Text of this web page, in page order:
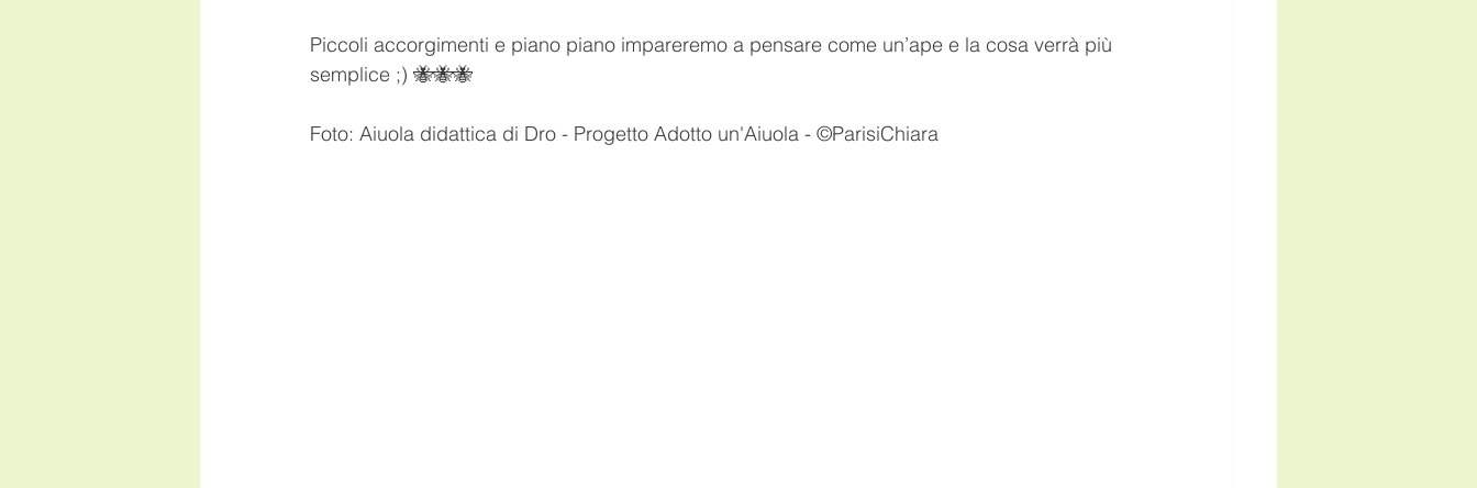
Piccoli accorgimenti e piano piano impareremo a pensare come un’ape e la cosa verrà più
semplice ;) 🐝🐝🐝
Foto: Aiuola didattica di Dro - Progetto Adotto un'Aiuola - ©ParisiChiara